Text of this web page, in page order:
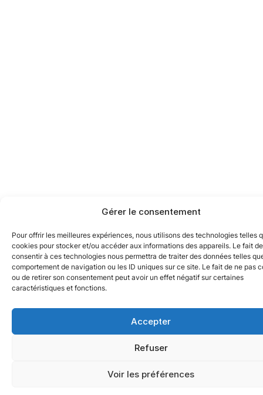
Gérer le consentement
Pour offrir les meilleures expériences, nous utilisons des technologies telles
cookies pour stocker et/ou accéder aux informations des appareils. Le fait de
consentir à ces technologies nous permettra de traiter des données telles
comportement de navigation ou les ID uniques sur ce site. Le fait de ne pas
ou de retirer son consentement peut avoir un effet négatif sur certaines
caractéristiques et fonctions.
Accepter
Refuser
Voir les préférences